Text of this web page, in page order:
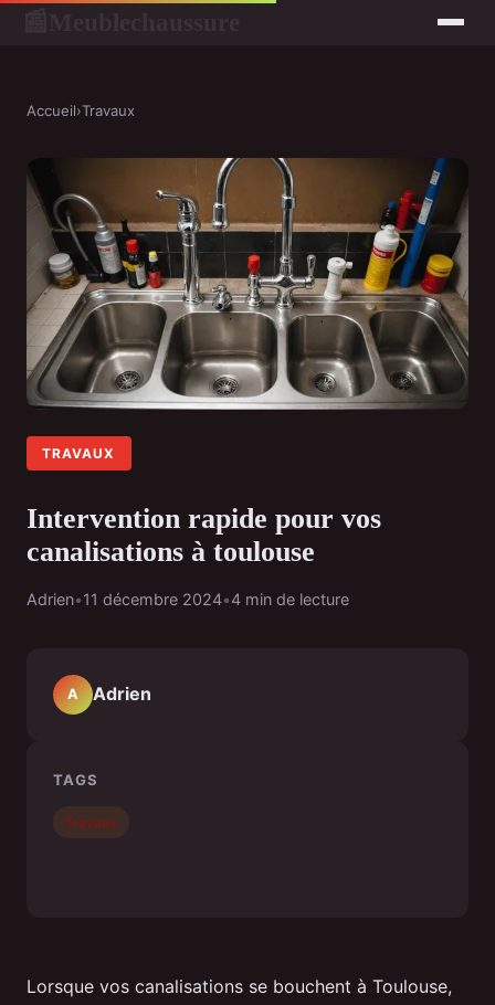
Accueil›Travaux
TRAVAUX
Intervention rapide pour vos
canalisations à toulouse
Adrien•11 décembre 2024•4 min de lecture
Lorsque vos canalisations se bouchent à Toulouse,
A Adrien
TAGS
Travaux